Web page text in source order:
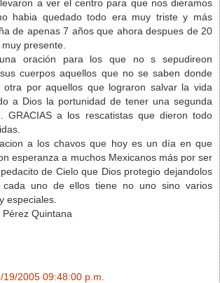
a ver el centro para que nos dieramos
habia quedado todo era muy triste y más
de apenas 7 años que ahora despues de 20
presente.
oración para los que no s sepudireon
cuerpos aquellos que no se saben donde
otra por aquellos que lograron salvar la vida
a Dios la portunidad de tener una segunda
GRACIAS a los rescatistas que dieron todo
a los chavos que hoy es un día en que
esperanza a muchos Mexicanos más por ser
de Cielo que Dios protegio dejandolos
uno de ellos tiene no uno sino varios
especiales.
Quintana
19/2005 09:48:00 p.m.